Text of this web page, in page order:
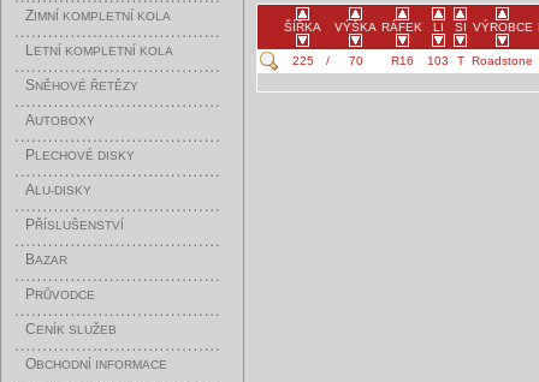
ZIMNÍ KOMPLETNÍ KOLA
LETNÍ KOMPLETNÍ KOLA
SNĚHOVÉ ŘETĚZY
AUTOBOXY
PLECHOVÉ DISKY
ALU-DISKY
PŘÍSLUŠENSTVÍ
BAZAR
PRŮVODCE
CENÍK SLUŽEB
OBCHODNÍ INFORMACE
ŠÍŘKA VÝŠKA RÁFEK LI SI VÝROBCE
225 / 70 R16 103 T Roadstone